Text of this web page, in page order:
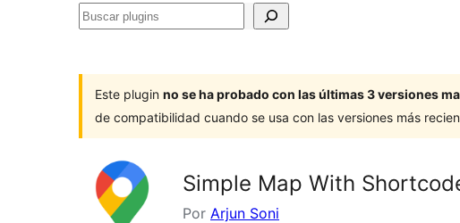
Buscar
Este plugin no se ha probado con las últimas 3 versiones
de compatibilidad cuando se usa con las versiones más
Simple Map With
Por Arjun Soni